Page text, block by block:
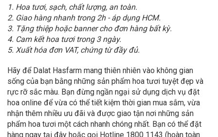
1. Hoa tươi, sạch, chất lượng, an toàn.
2. Giao hàng nhanh trong 2h - áp dụng HCM.
3. Tặng thiệp hoặc banner cho đơn hàng bất kỳ.
4. Cam kết hoa tươi trong 3 ngày.
5. Xuất hóa đơn VAT, chứng từ đầy đủ.
Hãy để Dalat Hasfarm mang thiên nhiên vào không gian
sống của bạn bằng những sản phẩm hoa tươi tuyệt đẹp và
rực rỡ sắc màu. Bạn đừng ngần ngại sử dụng dịch vụ đặt
hoa online để vừa có thể tiết kiệm thời gian mua sắm, vừa
nhận thêm nhiều ưu đãi và được giao tận nơi những sản
phẩm hoa tươi một cách nhanh chóng nhất. Bạn có thể đặt
hàng ngay tại đây hoặc gọi Hotline 1800 1143 (hoàn toàn